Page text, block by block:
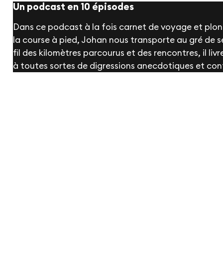
Un podcast en 10 épisodes
Dans ce podcast à la fois carnet de voyage et
la course à pied, Johan nous transporte au gré de
fil des kilomètres parcourus et des rencontres, il
à toutes sortes de digressions anecdotiques et